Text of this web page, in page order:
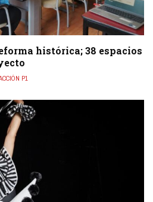
histórica; 38 espacios
P1